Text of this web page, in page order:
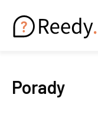
Porady